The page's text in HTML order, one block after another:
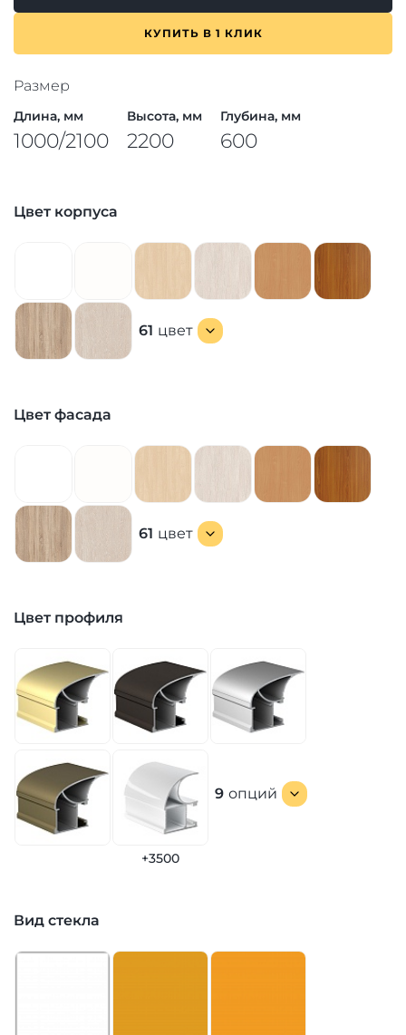
КУПИТЬ В 1 КЛИК
Размер
Длина, мм
1000/2100
Высота, мм
2200
Глубина, мм
600
Цвет корпуса
61 цвет
Цвет фасада
61 цвет
Цвет профиля
+3500
9 опций
Вид стекла